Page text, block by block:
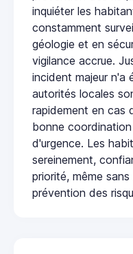
inquiéter les
constamment
géologie et en
vigilance accrue.
incident majeur n'a
autorités locales
rapidement en cas
bonne
d'urgence. Les
sereinement,
priorité, même
prévention des